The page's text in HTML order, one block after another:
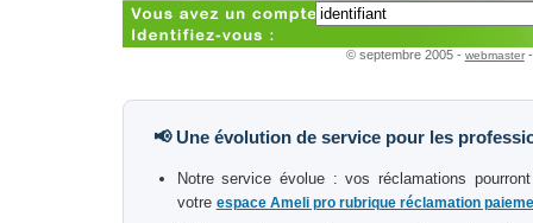
© septembre 2005 - webmaster
📢 Une évolution de service pour les
Notre service évolue : vos réclamations
votre espace Ameli pro rubrique réclamation